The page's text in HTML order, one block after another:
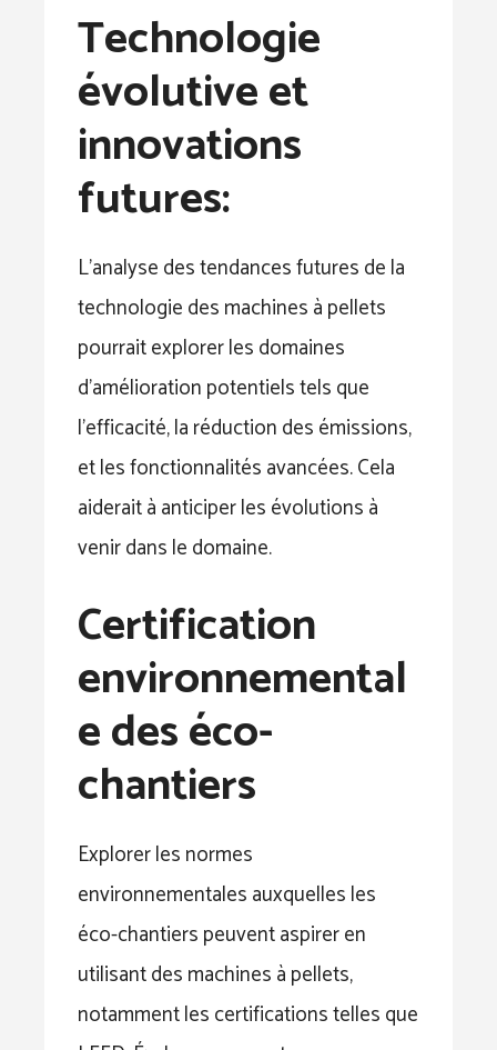
Technologie
évolutive et
innovations
futures:
L’analyse des tendances futures de la
technologie des machines à pellets
pourrait explorer les domaines
d’amélioration potentiels tels que
l’efficacité, la réduction des émissions,
et les fonctionnalités avancées. Cela
aiderait à anticiper les évolutions à
venir dans le domaine.
Certification
environnemental
e des éco-
chantiers
Explorer les normes
environnementales auxquelles les
éco-chantiers peuvent aspirer en
utilisant des machines à pellets,
notamment les certifications telles que